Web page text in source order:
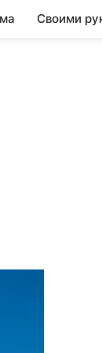
Своими